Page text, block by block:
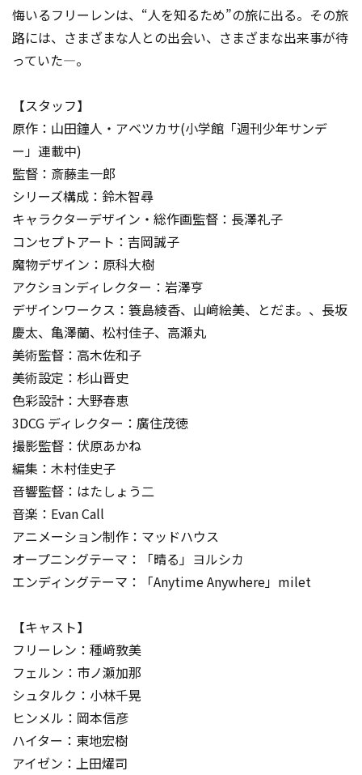
悔いるフリーレンは、“人を知るため”の旅に出る。その旅
路には、さまざまな人との出会い、さまざまな出来事が待
っていた―。
【スタッフ】
原作：山田鐘人・アベツカサ(小学館「週刊少年サンデ
ー」連載中)
監督：斎藤圭一郎
シリーズ構成：鈴木智尋
キャラクターデザイン・総作画監督：長澤礼子
コンセプトアート：吉岡誠子
魔物デザイン：原科大樹
アクションディレクター：岩澤亨
デザインワークス：簑島綾香、山﨑絵美、とだま。、長坂
慶太、亀澤蘭、松村佳子、高瀬丸
美術監督：高木佐和子
美術設定：杉山晋史
色彩設計：大野春恵
3DCG ディレクター：廣住茂徳
撮影監督：伏原あかね
編集：木村佳史子
音響監督：はたしょう二
音楽：Evan Call
アニメーション制作：マッドハウス
オープニングテーマ：「晴る」ヨルシカ
エンディングテーマ：「Anytime Anywhere」milet
【キャスト】
フリーレン：種﨑敦美
フェルン：市ノ瀬加那
シュタルク：小林千晃
ヒンメル：岡本信彦
ハイター：東地宏樹
アイゼン：上田燿司